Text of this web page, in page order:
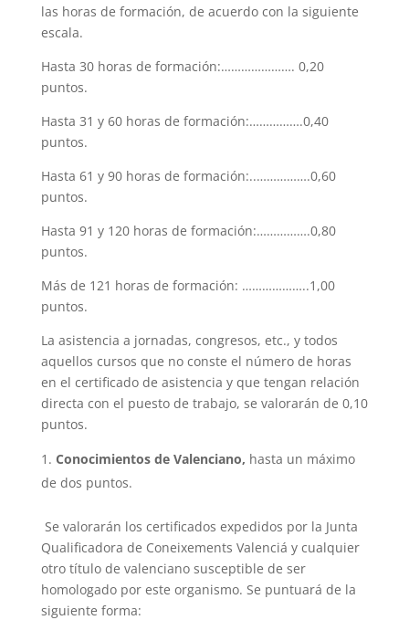
las horas de formación, de acuerdo con la siguiente
escala.
Hasta 30 horas de formación:…………………. 0,20
puntos.
Hasta 31 y 60 horas de formación:…………….0,40
puntos.
Hasta 61 y 90 horas de formación:..…………….0,60
puntos.
Hasta 91 y 120 horas de formación:…………….0,80
puntos.
Más de 121 horas de formación: ………………..1,00
puntos.
La asistencia a jornadas, congresos, etc., y todos
aquellos cursos que no conste el número de horas
en el certificado de asistencia y que tengan relación
directa con el puesto de trabajo, se valorarán de 0,10
puntos.
Conocimientos de Valenciano, hasta un máximo
de dos puntos.
Se valorarán los certificados expedidos por la Junta
Qualificadora de Coneixements Valenciá y cualquier
otro título de valenciano susceptible de ser
homologado por este organismo. Se puntuará de la
siguiente forma: